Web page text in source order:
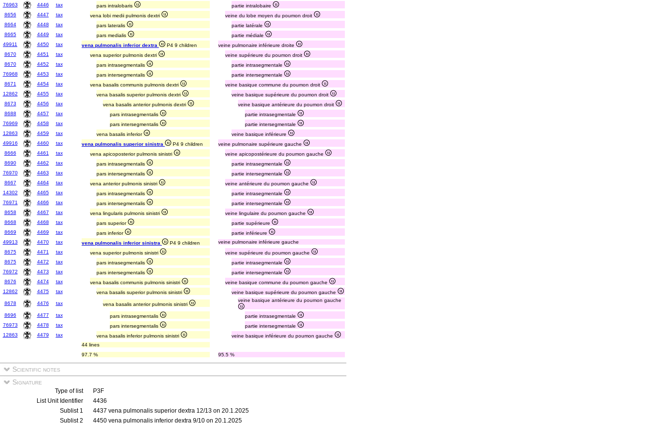
76963
4446 tax pars intralobaris
partie intralobaire
8656
4447 tax vena lobi medii pulmonis dextri
veine du lobe moyen du poumon droit
8664
4448 tax pars lateralis
partie latérale
8665
4449 tax pars medialis
partie médiale
49911
4450 tax vena pulmonalis inferior dextra P4 9 children
veine pulmonaire inférieure droite
8670
4451 tax vena superior pulmonis dextri
veine supérieure du poumon droit
8670
4452 tax pars intrasegmentalis
partie intrasegmentale
76968
4453 tax pars intersegmentalis
partie intersegmentale
8671
4454 tax vena basalis communis pulmonis dextri
veine basique commune du poumon droit
12862
4455 tax vena basalis superior pulmonis dextri
veine basique supérieure du poumon droit
8673
4456 tax vena basalis anterior pulmonis dextri
veine basique antérieure du poumon droit
8688
4457 tax pars intrasegmentalis
partie intrasegmentale
76969
4458 tax pars intersegmentalis
partie intersegmentale
12863
4459 tax vena basalis inferior
veine basique inférieure
49916
4460 tax vena pulmonalis superior sinistra P4 9 children
veine pulmonaire supérieure gauche
8666
4461 tax vena apicoposterior pulmonis sinistri
veine apicopostérieure du poumon gauche
8690
4462 tax pars intrasegmentalis
partie intrasegmentale
76970
4463 tax pars intersegmentalis
partie intersegmentale
8667
4464 tax vena anterior pulmonis sinistri
veine antérieure du poumon gauche
14302
4465 tax pars intrasegmentalis
partie intrasegmentale
76971
4466 tax pars intersegmentalis
partie intersegmentale
8658
4467 tax vena lingularis pulmonis sinistri
veine lingulaire du poumon gauche
8668
4468 tax pars superior
partie supérieure
8669
4469 tax pars inferior
partie inférieure
49913
4470 tax vena pulmonalis inferior sinistra P4 9 children
veine pulmonaire inférieure gauche
8675
4471 tax vena superior pulmonis sinistri
veine supérieure du poumon gauche
8675
4472 tax pars intrasegmentalis
partie intrasegmentale
76972
4473 tax pars intersegmentalis
partie intersegmentale
8676
4474 tax vena basalis communis pulmonis sinistri
veine basique commune du poumon gauche
12862
4475 tax vena basalis superior pulmonis sinistri
veine basique supérieure du poumon gauche
8678
4476 tax vena basalis anterior pulmonis sinistri
veine basique antérieure du poumon gauche
8696 4477 tax pars intrasegmentalis
partie intrasegmentale
76973
4478 tax pars intersegmentalis
partie intersegmentale
12863
4479 tax vena basalis inferior pulmonis sinistri
veine basique inférieure du poumon gauche
44 lines
97.7 %
95.5 %
Scientific notes
Signature
Type of list
P3F
List Unit Identifier
4436
Sublist 1
4437 vena pulmonalis superior dextra 12/13 on 20.1.2025
Sublist 2
4450 vena pulmonalis inferior dextra 9/10 on 20.1.2025